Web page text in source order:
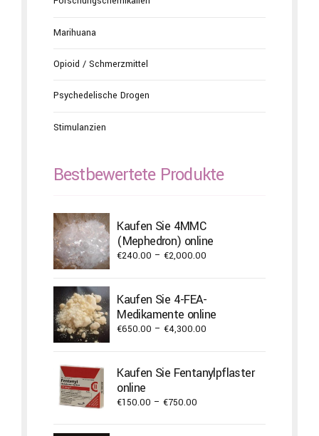
Marihuana
Opioid / Schmerzmittel
Psychedelische Drogen
Stimulanzien
Bestbewertete Produkte
Kaufen Sie 4MMC
(Mephedron) online
€240.00 – €2,000.00
through
€2,000.00
Kaufen Sie 4-FEA-
Medikamente online
€650.00 – €4,300.00
through
Kaufen Sie Fentanylpflaster
online
€150.00 – €750.00